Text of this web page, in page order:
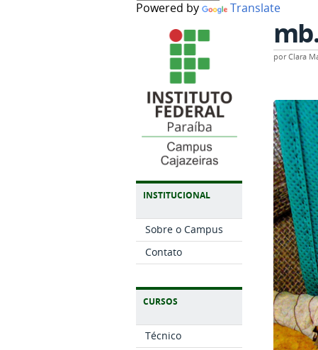
Powered by Translate
INSTITUCIONAL
Sobre o Campus
Contato
CURSOS
Técnico
porClara